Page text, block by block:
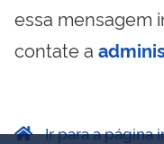
essa mensagem
contate a
Ir para a página